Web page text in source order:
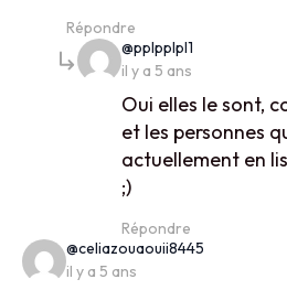
Répondre
@pplpplpl1
il y a 5 ans
Oui elles le sont,
et les personnes
actuellement en
;)
Répondre
@celiazouaouii8445
il y a 5 ans